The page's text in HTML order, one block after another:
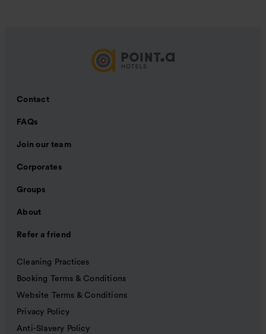
Contact
FAQs
Join our team
Corporates
Groups
About
Refer a friend
Cleaning Practices
Booking Terms & Conditions
Website Terms & Conditions
Privacy Policy
Anti-Slavery Policy